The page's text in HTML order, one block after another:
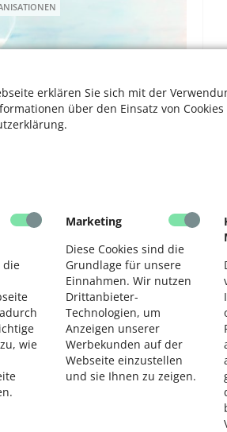
erklären Sie sich mit der
über den Einsatz von
die
wie
Marketing
Diese Cookies sind die
Grundlage für unsere
Einnahmen. Wir nutzen
Drittanbieter-
Technologien, um
Anzeigen unserer
Werbekunden auf der
Webseite einzustellen
und sie Ihnen zu zeigen.